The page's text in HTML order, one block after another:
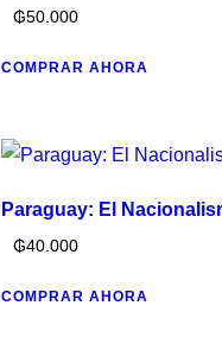
₲50.000
COMPRAR AHORA
Paraguay: El
₲40.000
COMPRAR AHORA